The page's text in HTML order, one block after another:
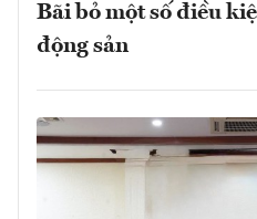
Bãi bỏ một số điều
động sản